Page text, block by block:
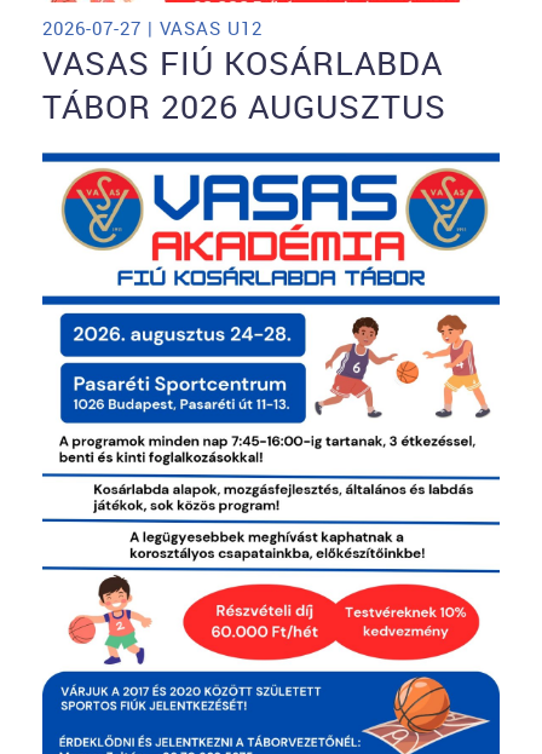
2026-07-27 | VASAS U12
VASAS FIÚ KOSÁRLABDA
TÁBOR 2026 AUGUSZTUS